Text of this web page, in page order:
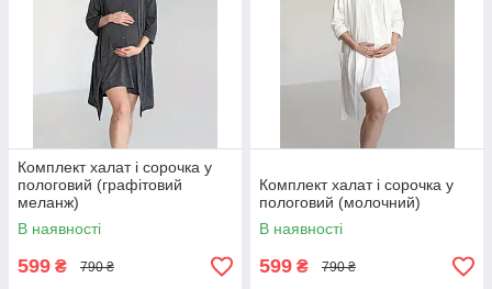
Комплект халат і сорочка у
пологовий (графітовий
меланж)
В наявності
599 ₴ 790 ₴
Комплект халат і сорочка у
пологовий (молочний)
В наявності
599 ₴ 790 ₴